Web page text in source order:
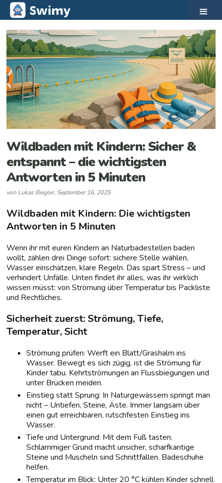
Wildbaden mit Kindern: Sicher &
entspannt – die wichtigsten
Antworten in 5 Minuten
von Lukas Biegler, September 16, 2025
Wildbaden mit Kindern: Die wichtigsten
Antworten in 5 Minuten
Wenn ihr mit euren Kindern an Naturbadestellen baden
wollt, zählen drei Dinge sofort: sichere Stelle wählen,
Wasser einschätzen, klare Regeln. Das spart Stress – und
verhindert Unfälle. Unten findet ihr alles, was ihr wirklich
wissen müsst: von Strömung über Temperatur bis Packliste
und Rechtliches.
Sicherheit zuerst: Strömung, Tiefe,
Temperatur, Sicht
Strömung prüfen: Werft ein Blatt/Grashalm ins
Wasser. Bewegt es sich zügig, ist die Strömung für
Kinder tabu. Kehrtströmungen an Flussbiegungen und
unter Brücken meiden.
Einstieg statt Sprung: In Naturgewässern springt man
nicht – Untiefen, Steine, Äste. Immer langsam über
einen gut erreichbaren, rutschfesten Einstieg ins
Wasser.
Tiefe und Untergrund: Mit dem Fuß tasten.
Schlammiger Grund macht unsicher, scharfkantige
Steine und Muscheln sind Schnittfallen. Badeschuhe
helfen.
Temperatur im Blick: Unter 20 °C kühlen Kinder schnell